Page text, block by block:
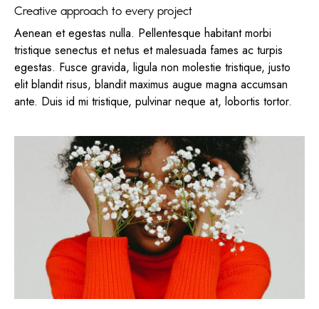
Creative approach to every project
Aenean et egestas nulla. Pellentesque habitant morbi
tristique senectus et netus et malesuada fames ac turpis
egestas. Fusce gravida, ligula non molestie tristique, justo
elit blandit risus, blandit maximus augue magna accumsan
ante. Duis id mi tristique, pulvinar neque at, lobortis tortor.